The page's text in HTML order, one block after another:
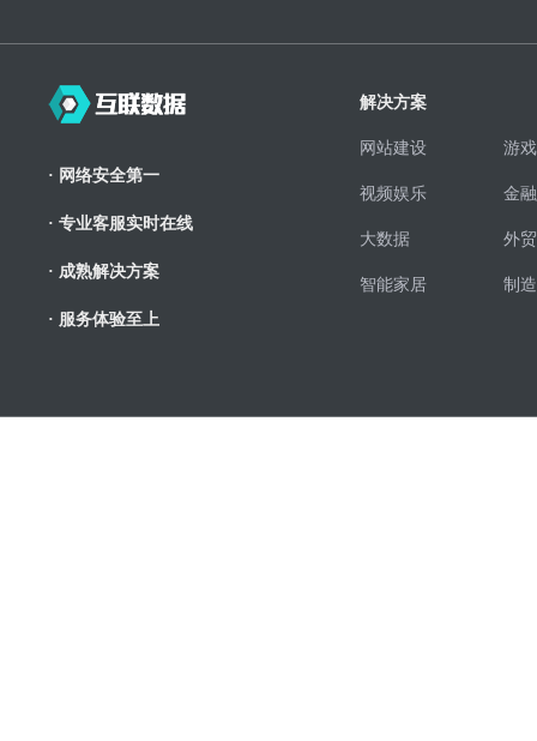
· 网络安全第一
· 专业客服实时在线
· 成熟解决方案
· 服务体验至上
解决方案
网站建设 游
视频娱乐 金
大数据 外
智能家居 制